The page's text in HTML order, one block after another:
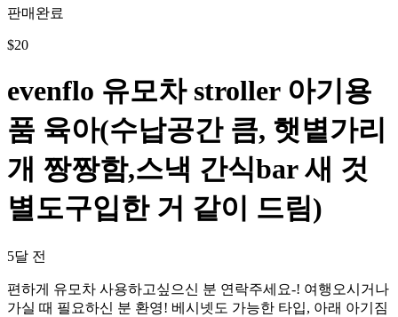
판매완료
$20
evenflo 유모차 stroller 아기용
품 육아(수납공간 큼, 햇볕가리
개 짱짱함,스낵 간식bar 새 것
별도구입한 거 같이 드림)
5달 전
편하게 유모차 사용하고싶으신 분 연락주세요-! 여행오시거나
가실 때 필요하신 분 환영! 베시넷도 가능한 타입, 아래 아기짐